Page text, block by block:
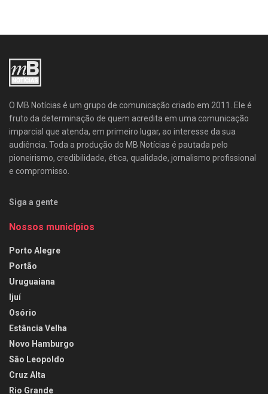
O MB Notícias é um grupo de comunicação criado em 2011. Ele é
fruto da determinação de quem acredita em uma comunicação
imparcial que atenda, em primeiro lugar, ao interesse da sua
audiência. Toda a produção do MB Notícias é pautada pelo
pioneirismo, credibilidade, ética, qualidade, jornalismo profissional
e compromisso.
Siga a gente
Nossos municípios
Porto Alegre
Portão
Uruguaiana
Ijuí
Osório
Estância Velha
Novo Hamburgo
São Leopoldo
Cruz Alta
Rio Grande